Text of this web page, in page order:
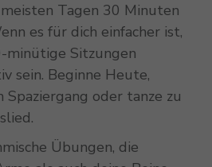
Tagen 30 Minuten
es für dich einfacher ist,
minütige Sitzungen
sein. Beginne Heute,
oder tanze zu
Übungen, die